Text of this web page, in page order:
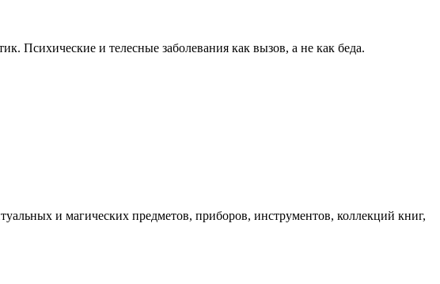
Психические и телесные заболевания как вызов, а не как беда.
и магических предметов, приборов, инструментов, коллекций книг,